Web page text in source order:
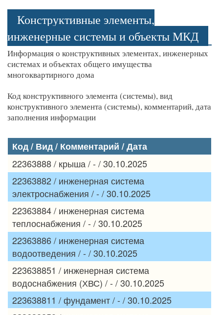
Конструктивные элементы,
инженерные системы и объекты МКД
Информация о конструктивных элементах, инженерных
системах и объектах общего имущества
многоквартирного дома
Код конструктивного элемента (системы), вид
конструктивного элемента (системы), комментарий, дата
заполнения информации
Код / Вид / Комментарий / Дата
22363888 / крыша / - / 30.10.2025
22363882 / инженерная система
электроснабжения / - / 30.10.2025
22363884 / инженерная система
теплоснабжения / - / 30.10.2025
22363886 / инженерная система
водоотведения / - / 30.10.2025
223638851 / инженерная система
водоснабжения (ХВС) / - / 30.10.2025
223638811 / фундамент / - / 30.10.2025